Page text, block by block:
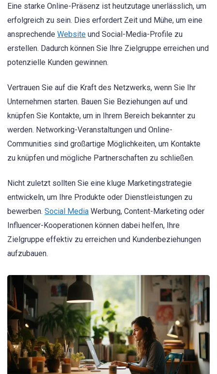
Eine starke Online-Präsenz ist heutzutage unerlässlich, um
erfolgreich zu sein. Dies erfordert Zeit und Mühe, um eine
ansprechende Website und Social-Media-Profile zu
erstellen. Dadurch können Sie Ihre Zielgruppe erreichen und
potenzielle Kunden gewinnen.
Vertrauen Sie auf die Kraft des Netzwerks, wenn Sie Ihr
Unternehmen starten. Bauen Sie Beziehungen auf und
knüpfen Sie Kontakte, um in Ihrem Bereich bekannter zu
werden. Networking-Veranstaltungen und Online-
Communities sind großartige Möglichkeiten, um Kontakte
zu knüpfen und mögliche Partnerschaften zu schließen.
Nicht zuletzt sollten Sie eine kluge Marketingstrategie
entwickeln, um Ihre Produkte oder Dienstleistungen zu
bewerben. Social Media Werbung, Content-Marketing oder
Influencer-Kooperationen können dabei helfen, Ihre
Zielgruppe effektiv zu erreichen und Kundenbeziehungen
aufzubauen.